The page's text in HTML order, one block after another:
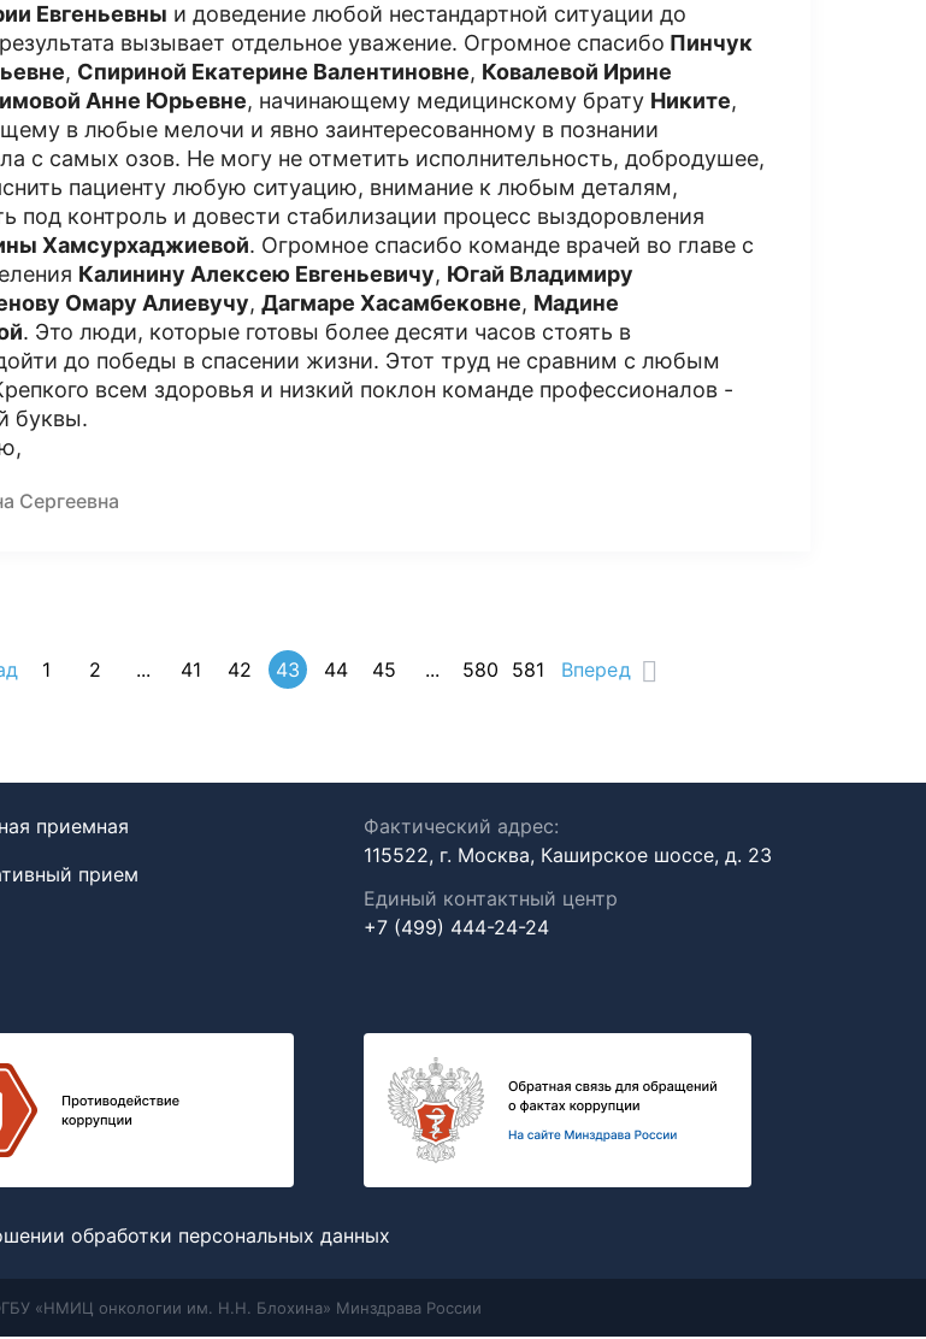
Евгеньевны и доведение любой нестандартной ситуации до
вызывает отдельное уважение. Огромное спасибо Пинчук
, Спириной Екатерине Валентиновне, Ковалевой Ирине
Анне Юрьевне, начинающему медицинскому брату Никите,
в любые мелочи и явно заинтересованному в познании
с самых озов. Не могу не отметить исполнительность, добродушее,
пациенту любую ситуацию, внимание к любым деталям,
под контроль и довести стабилизации процесс выздоровления
Хамсурхаджиевой. Огромное спасибо команде врачей во главе с
Калинину Алексею Евгеньевичу, Югай Владимиру
Омару Алиевучу, Дагмаре Хасамбековне, Мадине
. Это люди, которые готовы более десяти часов стоять в
до победы в спасении жизни. Этот труд не сравним с любым
всем здоровья и низкий поклон команде профессионалов -
буквы.
Сергеевна
1 2 ... 41 42 43 44 45 ... 580 581 Вперед
приемная
прием
Фактический адрес:
115522, г. Москва, Каширское шоссе, д. 23
Единый контактный центр
+7 (499) 444-24-24
обработки персональных данных
«НМИЦ онкологии им. Н.Н. Блохина» Минздрава России